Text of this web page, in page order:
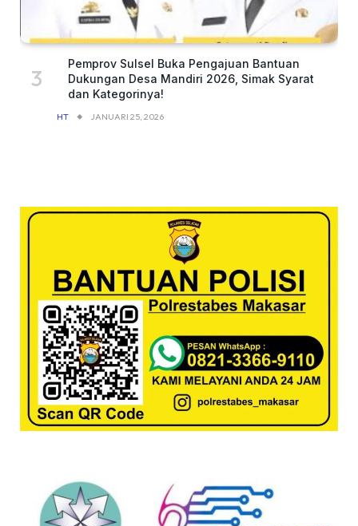
Pemprov Sulsel Buka Pengajuan Bantuan
Dukungan Desa Mandiri 2026, Simak Syarat
dan Kategorinya!
HT JANUARI 25, 2026